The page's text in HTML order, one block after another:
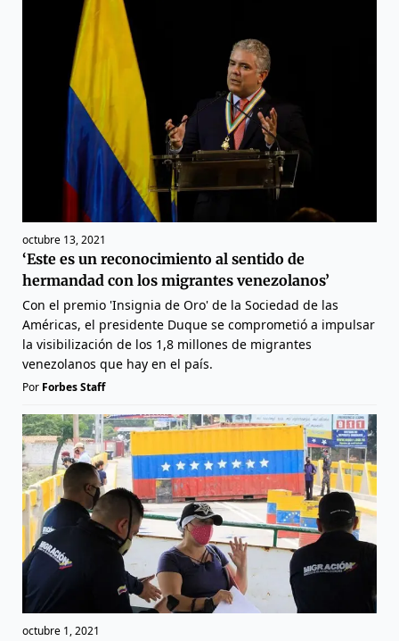
octubre 13, 2021
‘Este es un reconocimiento al sentido de
hermandad con los migrantes venezolanos’
Con el premio 'Insignia de Oro' de la Sociedad de las
Américas, el presidente Duque se comprometió a impulsar
la visibilización de los 1,8 millones de migrantes
venezolanos que hay en el país.
Por Forbes Staff
octubre 1, 2021